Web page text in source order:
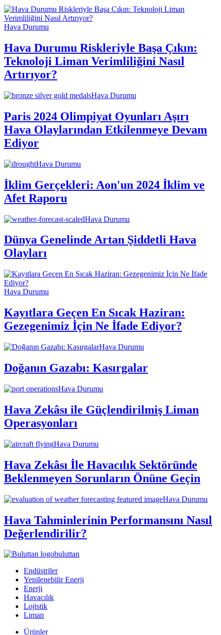
Hava Durumu
Hava Durumu Riskleriyle Başa Çıkın:
Teknoloji Liman Verimliliğini Nasıl
Artırıyor?
Hava Durumu
Paris 2024 Olimpiyat Oyunları Aşırı
Hava Olaylarından Etkilenmeye Devam
Ediyor
Hava Durumu
İklim Gerçekleri: Aon'un 2024 İklim ve
Afet Raporu
Hava Durumu
Dünya Genelinde Artan Şiddetli Hava
Olayları
Hava Durumu
Kayıtlara Geçen En Sıcak Haziran:
Gezegenimiz İçin Ne İfade Ediyor?
Hava Durumu
Doğanın Gazabı: Kasırgalar
Hava Durumu
Hava Zekâsı ile Güçlendirilmiş Liman
Operasyonları
Hava Durumu
Hava Zekâsı İle Havacılık Sektöründe
Beklenmeyen Sorunların Önüne Geçin
Hava Durumu
Hava Tahminlerinin Performansını Nasıl
Değerlendirilir?
buluttan
Endüstriler
Yenilenebilir Enerji
Enerji
Havacılık
Lojistik
Liman
Ürünler